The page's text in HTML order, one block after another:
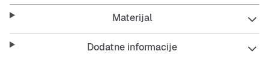
situacije. Uz njih ćeš uvijek izgledati moderno, a osjećaj
Materijal
Dodatne informacije